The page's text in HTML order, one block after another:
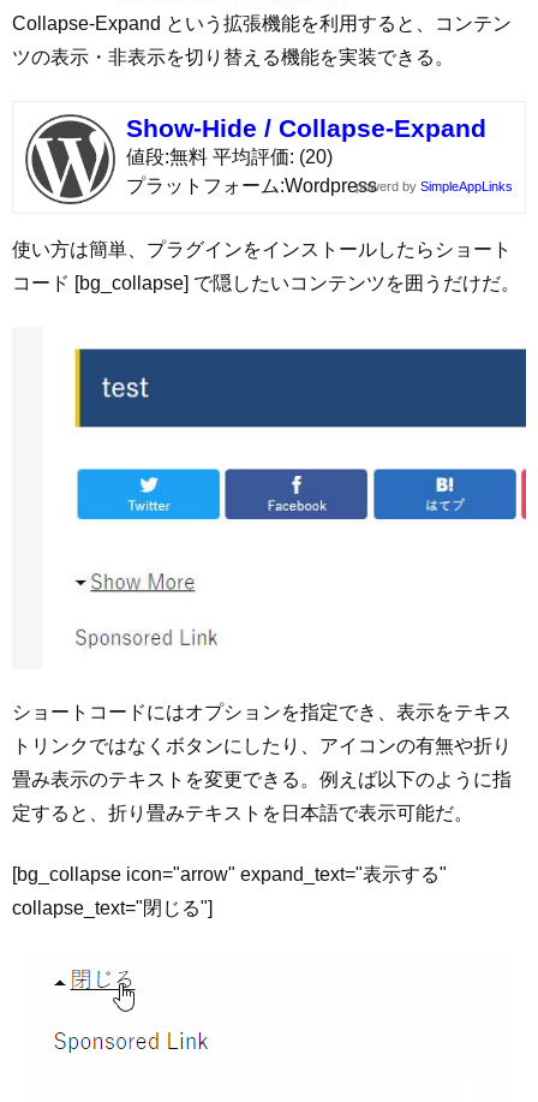
Collapse-Expand という拡張機能を利用すると、コンテン
ツの表示・非表示を切り替える機能を実装できる。
Show-Hide / Collapse-Expand
値段 無料 平均評価 (20)
プラットフォーム Wordpresspowerd by SimpleAppLinks
使い方は簡単、プラグインをインストールしたらショート
コード [bg_collapse] で隠したいコンテンツを囲うだけだ。
ショートコードにはオプションを指定でき、表示をテキス
トリンクではなくボタンにしたり、アイコンの有無や折り
畳み表示のテキストを変更できる。例えば以下のように指
定すると、折り畳みテキストを日本語で表示可能だ。
[bg_collapse icon="arrow" expand_text="表示する"
collapse_text="閉じる"]